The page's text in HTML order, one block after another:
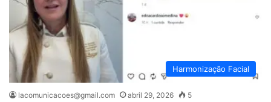
Harmonização Facial
lacomunicacoes@gmail.com abril 29, 2026 5